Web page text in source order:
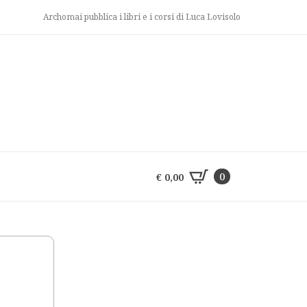
Archomai pubblica i libri e i corsi di Luca Lovisolo
€ 0,00 0